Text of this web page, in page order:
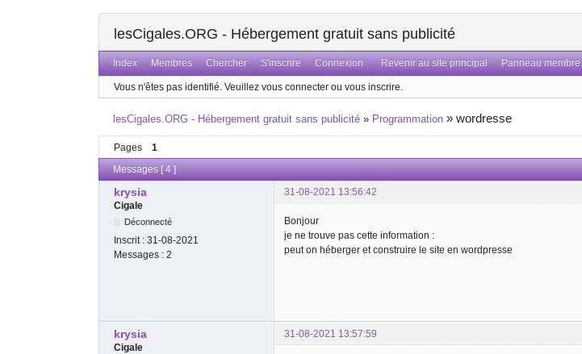
lesCigales.ORG - Hébergement gratuit sans publicité
Index Membres Chercher S'inscrire Connexion Revenir au site principal Panneau membre
Vous n'êtes pas identifié. Veuillez vous connecter ou vous inscrire.
lesCigales.ORG - Hébergement gratuit sans publicité » Programmation »wordresse
Pages 1
Messages [ 4 ]
krysia
31-08-2021 13:56:42
Cigale
Déconnecté
Inscrit : 31-08-2021
Messages : 2
Bonjour
je ne trouve pas cette information :
peut on héberger et construire le site en wordpresse
krysia
31-08-2021 13:57:59
Cigale